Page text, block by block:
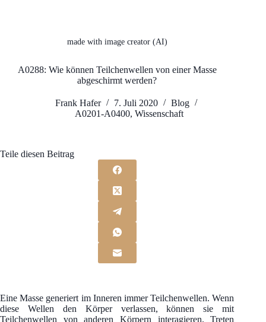
made with image creator (AI)
A0288: Wie können Teilchenwellen von einer Masse
abgeschirmt werden?
Frank Hafer 7. Juli 2020
Blog
A0201-A0400, Wissenschaft
Teile diesen Beitrag
Eine Masse generiert im Inneren immer Teilchenwellen. Wenn
diese Wellen den Körper verlassen, können sie mit
Teilchenwellen von anderen Körpern interagieren. Treten